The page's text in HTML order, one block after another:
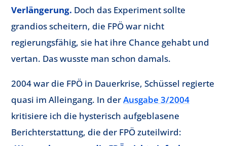
Verlängerung. Doch das Experiment sollte
grandios scheitern, die FPÖ war nicht
regierungsfähig, sie hat ihre Chance gehabt und
vertan. Das wusste man schon damals.
2004 war die FPÖ in Dauerkrise, Schüssel regierte
quasi im Alleingang. In derAusgabe 3/2004
kritisiere ich die hysterisch aufgeblasene
Berichterstattung, die der FPÖ zuteilwird: